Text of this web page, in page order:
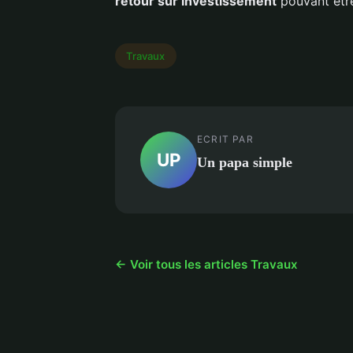
Travaux
UP
ECRIT PAR
Un papa simple
← Voir tous les articles Travaux